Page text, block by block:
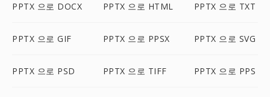
PPTX 으로 DOCX PPTX 으로 HTML PPTX 으로 TXT
PPTX 으로 GIF PPTX 으로 PPSX PPTX 으로 SVG
PPTX 으로 PSD PPTX 으로 TIFF PPTX 으로 PPS